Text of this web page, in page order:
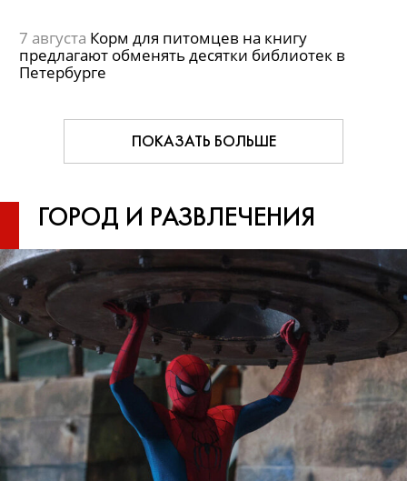
7 августа Корм для питомцев на книгу
предлагают обменять десятки библиотек в
Петербурге
ПОКАЗАТЬ БОЛЬШЕ
ГОРОД И РАЗВЛЕЧЕНИЯ